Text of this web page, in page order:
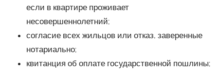
если в квартире проживает
несовершеннолетний;
согласие всех жильцов или отказ, заверенные
нотариально;
квитанция об оплате государственной пошлины;